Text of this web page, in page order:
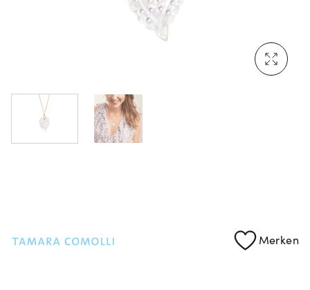
Rolex Certified Pre-Owned entdecken
Merken